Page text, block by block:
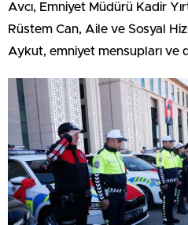
Avcı, Emniyet Müdürü Kadir
Rüstem Can, Aile ve Sosyal
Aykut, emniyet mensupları ve